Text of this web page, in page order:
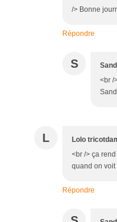
/> Bonne
Répondre
S
<br /
L Lolo
<br /> ça
quand on voit
Répondre